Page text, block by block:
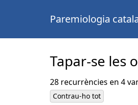
Paremiologia
Tapar-se les
28 recurrències en 4
Contrau-ho tot